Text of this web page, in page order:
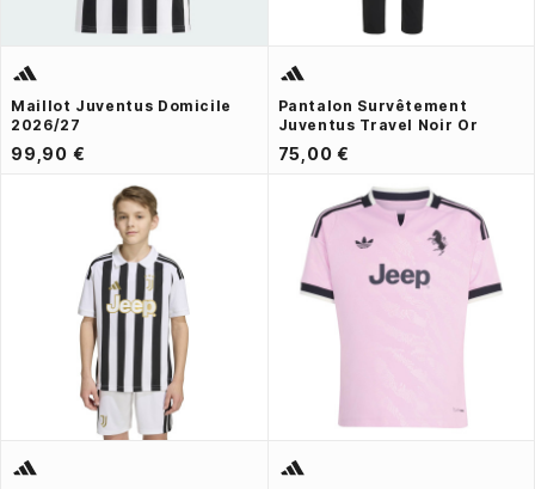
Maillot Juventus Domicile
2026/27
99,90 €
Pantalon Survêtement
Juventus Travel Noir Or
75,00 €